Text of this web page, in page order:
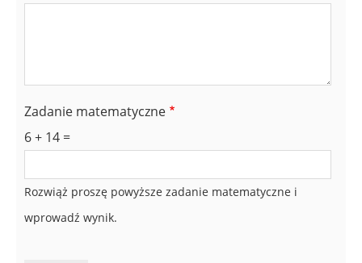
Zadanie matematyczne
6 + 14 =
Rozwiąż proszę powyższe zadanie matematyczne i
wprowadź wynik.